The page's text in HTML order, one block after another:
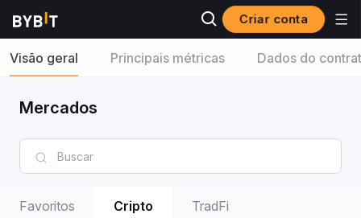
Criar conta
Visão geral Principais métricas Dados do
Mercados
Favoritos Cripto TradFi